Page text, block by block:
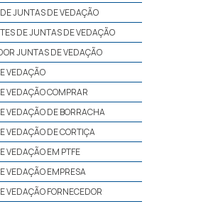
JUNTAS DE VEDAÇÃO
DE JUNTAS DE VEDAÇÃO
JUNTAS DE VEDAÇÃO
VEDAÇÃO
VEDAÇÃO COMPRAR
VEDAÇÃO DE BORRACHA
VEDAÇÃO DE CORTIÇA
VEDAÇÃO EM PTFE
VEDAÇÃO EMPRESA
VEDAÇÃO FORNECEDOR